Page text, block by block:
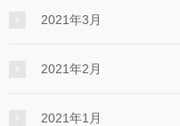
2021年3月
2021年2月
2021年1月